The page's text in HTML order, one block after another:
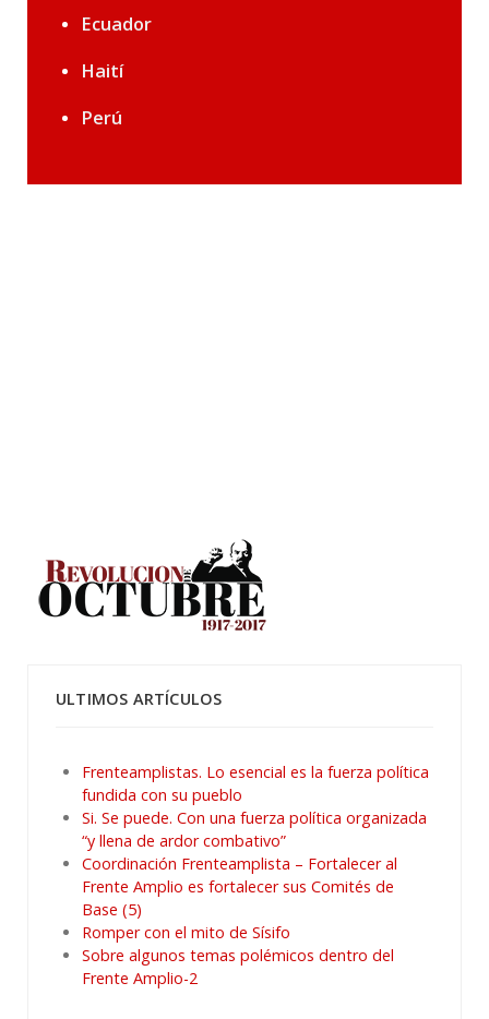
Ecuador
Haití
Perú
ULTIMOS ARTÍCULOS
Frenteamplistas. Lo esencial es la fuerza política
fundida con su pueblo
Si. Se puede. Con una fuerza política organizada
“y llena de ardor combativo”
Coordinación Frenteamplista – Fortalecer al
Frente Amplio es fortalecer sus Comités de
Base (5)
Romper con el mito de Sísifo
Sobre algunos temas polémicos dentro del
Frente Amplio-2